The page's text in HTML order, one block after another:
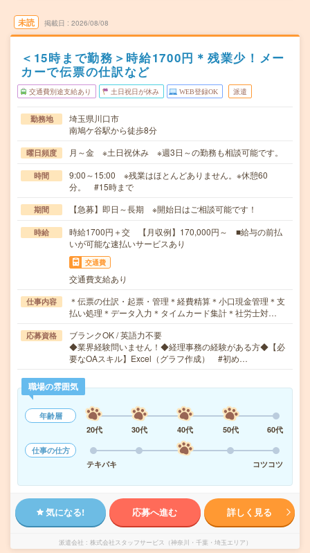
未読 掲載日 2026/08/08
＜15時まで勤務＞時給1700円＊残業少！メー
カーで伝票の仕訳など
交通費別途支給あり 土日祝日が休み WEB登録OK 派遣
勤務地
埼玉県川口市
南鳩ケ谷駅から徒歩8分
曜日頻度 月～金 ※土日祝休み ※週3日～の勤務も相談可能です。
時間
9:00～15:00 ※残業はほとんどありません。※休憩60
分。 #15時まで
期間 【急募】即日～長期 ※開始日はご相談可能です！
時給
時給1700円＋交 【月収例】170,000円～ ■給与の前払
いが可能な速払いサービスあり
交通費
交通費支給あり
仕事内容
＊伝票の仕訳・起票・管理＊経費精算＊小口現金管理＊支
払い処理＊データ入力＊タイムカード集計＊社労士対…
応募資格
ブランクOK / 英語力不要
◆業界経験問いません！◆経理事務の経験がある方◆【必
要なOAスキル】Excel（グラフ作成） #初め…
職場の雰囲気
年齢層
20代
30代 40代 50代
60代
仕事の仕方
テキパキ
コツコツ
気になる! 応募へ進む 詳しく見る
派遣会社 株式会社スタッフサービス（神奈川・千葉・埼玉エリア）